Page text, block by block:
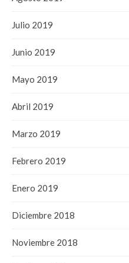
Julio 2019
Junio 2019
Mayo 2019
Abril 2019
Marzo 2019
Febrero 2019
Enero 2019
Diciembre 2018
Noviembre 2018